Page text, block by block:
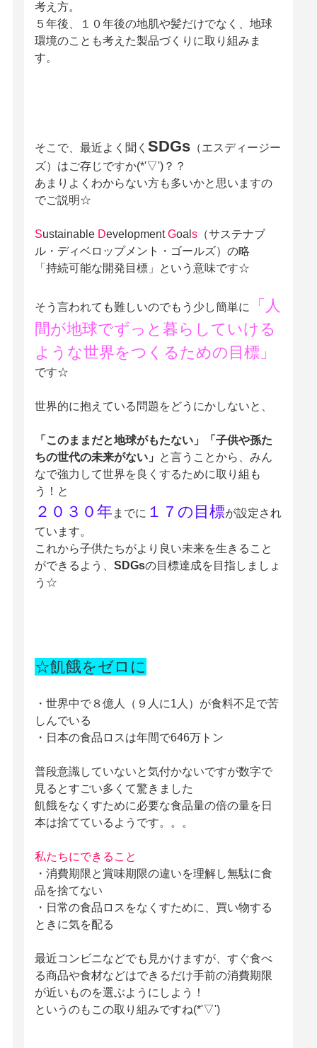
考え方。
５年後、１０年後の地肌や髪だけでなく、地球
環境のことも考えた製品づくりに取り組みま
す。
そこで、最近よく聞くSDGs （エスディージー
ズ）はご存じですか(*'▽')？？
あまりよくわからない方も多いかと思いますの
でご説明☆
Sustainable DevelopmentGoals （サステナブ
ル・ディベロップメント・ゴールズ）の略
「持続可能な開発目標」という意味です☆
そう言われても難しいのでもう少し簡単に
「人
間が地球でずっと暮らしていける
ような世界をつくるための目標」
です☆
世界的に抱えている問題をどうにかしないと、
「このままだと地球がもたない」「子供や孫た
ちの世代の未来がない」 と言うことから、みん
なで強力して世界を良くするために取り組も
う！と
２０３０年 までに １７の目標が設定され
ています。
これから子供たちがより良い未来を生きること
ができるよう、SDGsの目標達成を目指しましょ
う☆
☆飢餓をゼロに
・世界中で８億人（９人に1人）が食料不足で苦
しんでいる
・日本の食品ロスは年間で646万トン
普段意識していないと気付かないですが数字で
見るとすごい多くて驚きました
飢餓をなくすために必要な食品量の倍の量を日
本は捨てているようです。。。
私たちにできること
・消費期限と賞味期限の違いを理解し無駄に食
品を捨てない
・日常の食品ロスをなくすために、買い物する
ときに気を配る
最近コンビニなどでも見かけますが、すぐ食べ
る商品や食材などはできるだけ手前の消費期限
が近いものを選ぶようにしよう！
というのもこの取り組みですね(*'▽')